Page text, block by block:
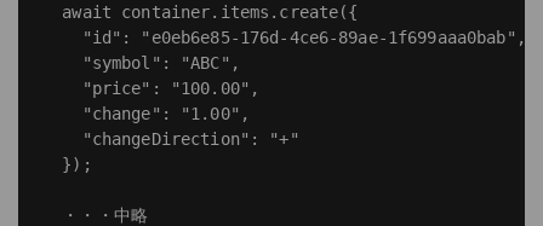
  await container.items.create({
    "id": "e0eb6e85-176d-4ce6-89ae-1f699aaa0bab",
    "symbol": "ABC",
    "price": "100.00",
    "change": "1.00",
    "changeDirection": "+"
  });
  ・・・中略